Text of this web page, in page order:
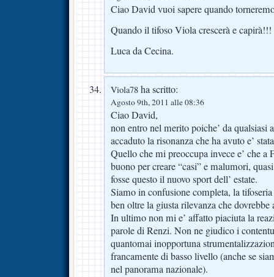
Ciao David vuoi sapere quando
Quando il tifoso Viola crescerà e capirà!!!
Luca da Cecina.
Viola78 ha scritto:
Agosto 9th, 2011 alle 08:36
Ciao David,
non entro nel merito poiche’ da qualsiasi
accaduto la risonanza che ha avuto e’
Quello che mi preoccupa invece e’ che a
buono per creare “casi” e malumori,
fosse questo il nuovo sport dell’ estate.
Siamo in confusione completa, la
ben oltre la giusta rilevanza che dovrebbe
In ultimo non mi e’ affatto piaciuta la
parole di Renzi. Non ne giudico i
quantomai inopportuna
francamente di basso livello (anche se
nel panorama nazionale).